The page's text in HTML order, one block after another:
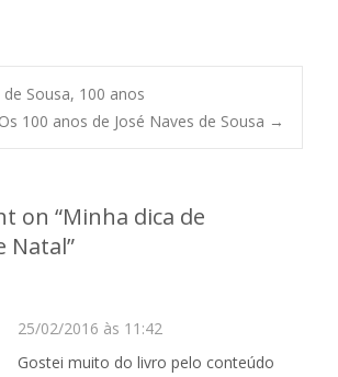
de Sousa, 100 anos
Os 100 anos de José Naves de Sousa →
on “Minha dica de
Natal”
25/02/2016 às 11:42
Gostei muito do livro pelo conteúdo